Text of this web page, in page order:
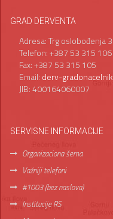
GRAD DERVENTA
Adresa: Trg oslobođenja 3
Telefon: +387 53 315 106
Fax: +387 53 315 105
Email: derv-
JIB: 400164060007
SERVISNE INFORMACIJE
Organizaciona šema
Važniji telefoni
#1003 (bez naslova)
Institucije RS